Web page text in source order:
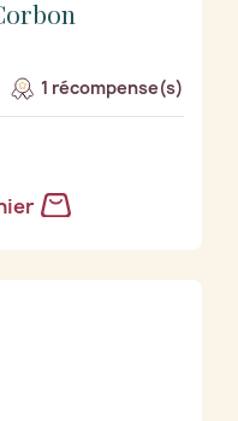
1 récompense(s)